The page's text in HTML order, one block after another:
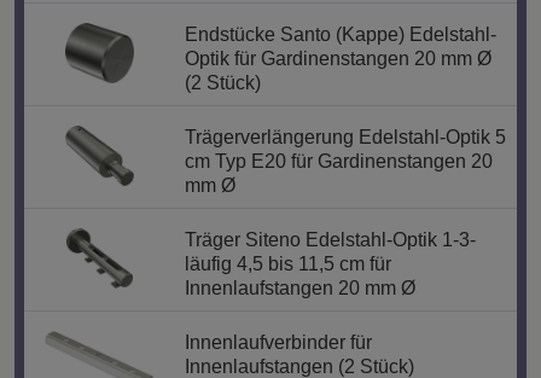
Endstücke Santo (Kappe) Edelstahl-
Optik für Gardinenstangen 20 mm Ø
(2 Stück)
Trägerverlängerung Edelstahl-Optik 5
cm Typ E20 für Gardinenstangen 20
mm Ø
Träger Siteno Edelstahl-Optik 1-3-
läufig 4,5 bis 11,5 cm für
Innenlaufstangen 20 mm Ø
Innenlaufverbinder für
Innenlaufstangen (2 Stück)